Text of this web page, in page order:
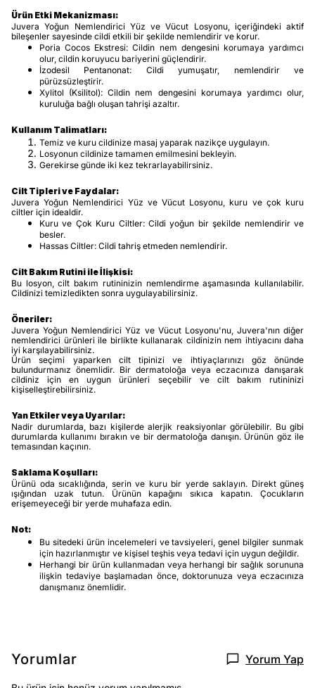
Ürün Etki Mekanizması:
Juvera Yoğun Nemlendirici Yüz ve Vücut Losyonu, içeriğindeki aktif
bileşenler sayesinde cildi etkili bir şekilde nemlendirir ve korur.
Poria Cocos Ekstresi: Cildin nem dengesini korumaya yardımcı
olur, cildin koruyucu bariyerini güçlendirir.
İzodesil Pentanonat: Cildi yumuşatır, nemlendirir ve
pürüzsüzleştirir.
Xylitol (Ksilitol): Cildin nem dengesini korumaya yardımcı olur,
kuruluğa bağlı oluşan tahrişi azaltır.
Kullanım Talimatları:
Temiz ve kuru cildinize masaj yaparak nazikçe uygulayın.
Losyonun cildinize tamamen emilmesini bekleyin.
Gerekirse günde iki kez tekrarlayabilirsiniz.
Cilt Tipleri ve Faydalar:
Juvera Yoğun Nemlendirici Yüz ve Vücut Losyonu, kuru ve çok kuru
ciltler için idealdir.
Kuru ve Çok Kuru Ciltler: Cildi yoğun bir şekilde nemlendirir ve
besler.
Hassas Ciltler: Cildi tahriş etmeden nemlendirir.
Cilt Bakım Rutini ile İlişkisi:
Bu losyon, cilt bakım rutininizin nemlendirme aşamasında kullanılabilir.
Cildinizi temizledikten sonra uygulayabilirsiniz.
Öneriler:
Juvera Yoğun Nemlendirici Yüz ve Vücut Losyonu'nu, Juvera'nın diğer
nemlendirici ürünleri ile birlikte kullanarak cildinizin nem ihtiyacını daha
iyi karşılayabilirsiniz.
Ürün seçimi yaparken cilt tipinizi ve ihtiyaçlarınızı göz önünde
bulundurmanız önemlidir. Bir dermatoloğa veya eczacınıza danışarak
cildiniz için en uygun ürünleri seçebilir ve cilt bakım rutininizi
kişiselleştirebilirsiniz.
Yan Etkiler veya Uyarılar:
Nadir durumlarda, bazı kişilerde alerjik reaksiyonlar görülebilir. Bu gibi
durumlarda kullanımı bırakın ve bir dermatoloğa danışın. Ürünün göz ile
temasından kaçının.
Saklama Koşulları:
Ürünü oda sıcaklığında, serin ve kuru bir yerde saklayın. Direkt güneş
ışığından uzak tutun. Ürünün kapağını sıkıca kapatın. Çocukların
erişemeyeceği bir yerde muhafaza edin.
Not:
Bu sitedeki ürün incelemeleri ve tavsiyeleri, genel bilgiler sunmak
için hazırlanmıştır ve kişisel teşhis veya tedavi için uygun değildir.
Herhangi bir ürün kullanmadan veya herhangi bir sağlık sorununa
ilişkin tedaviye başlamadan önce, doktorunuza veya eczacınıza
danışmanız önemlidir.
Yorumlar Yorum Yap